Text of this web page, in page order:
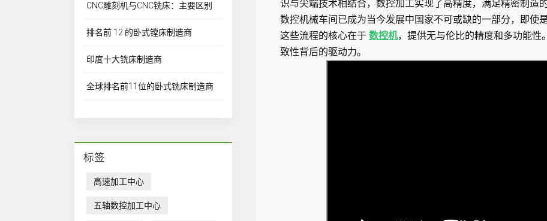
识与尖端技术相结合，数控加工实现了高精度，满足精密制造的
数控机械车间已成为当今发展中国家不可或缺的一部分，即使
这些流程的核心在于 数控机，提供无与伦比的精度和多功能性
致性背后的驱动力。
CNC雕刻机与CNC铣床：主要区别
排名前 12 的卧式镗床制造商
印度十大铣床制造商
全球排名前11位的卧式铣床制造商
标签
高速加工中心
五轴数控加工中心